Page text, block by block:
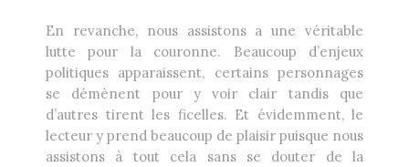
En revanche, nous assistons a une véritable
lutte pour la couronne. Beaucoup d’enjeux
politiques apparaissent, certains personnages
se démènent pour y voir clair tandis que
d’autres tirent les ficelles. Et évidemment, le
lecteur y prend beaucoup de plaisir puisque nous
assistons à tout cela sans se douter de la